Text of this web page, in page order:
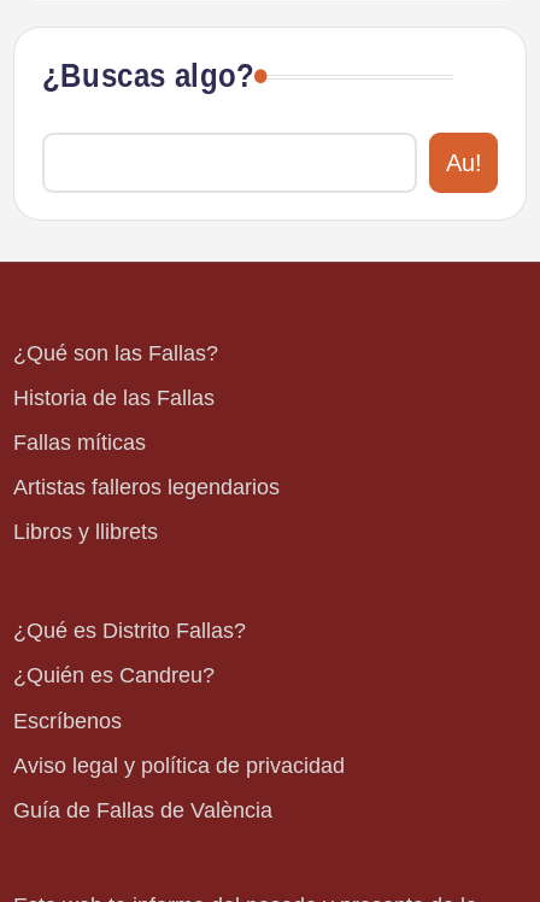
¿Buscas algo?
Au!
¿Qué son las Fallas?
Historia de las Fallas
Fallas míticas
Artistas falleros legendarios
Libros y llibrets
¿Qué es Distrito Fallas?
¿Quién es Candreu?
Escríbenos
Aviso legal y política de privacidad
Guía de Fallas de València